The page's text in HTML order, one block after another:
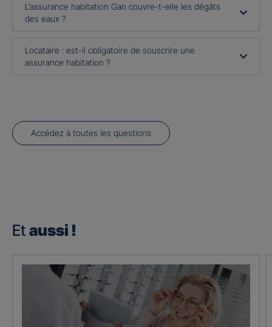
L’assurance habitation Gan couvre-t-elle les dégâts
des eaux ?
Locataire : est-il obligatoire de souscrire une
assurance habitation ?
Accèdez à toutes les questions
Et aussi !